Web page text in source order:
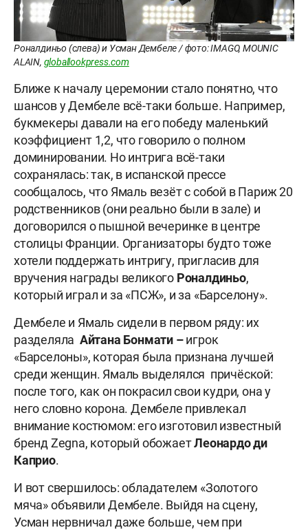
Роналдиньо (слева) и Усман Дембеле / фото: IMAGO, MOUNIC
ALAIN, globallookpress.com
Ближе к началу церемонии стало понятно, что
шансов у Дембеле всё-таки больше. Например,
букмекеры давали на его победу маленький
коэффициент 1,2, что говорило о полном
доминировании. Но интрига всё-таки
сохранялась: так, в испанской прессе
сообщалось, что Ямаль везёт с собой в Париж 20
родственников (они реально были в зале) и
договорился о пышной вечеринке в центре
столицы Франции. Организаторы будто тоже
хотели поддержать интригу, пригласив для
вручения награды великого Роналдиньо,
который играл и за «ПСЖ», и за «Барселону».
Дембеле и Ямаль сидели в первом ряду: их
разделяла Айтана Бонмати –игрок
«Барселоны», которая была признана лучшей
среди женщин. Ямаль выделялся причёской:
после того, как он покрасил свои кудри, она у
него словно корона. Дембеле привлекал
внимание костюмом: его изготовил известный
бренд Zegna, который обожаетЛеонардоди
Каприо.
И вот свершилось: обладателем «Золотого
мяча» объявили Дембеле. Выйдя на сцену,
Усман нервничал даже больше, чем при